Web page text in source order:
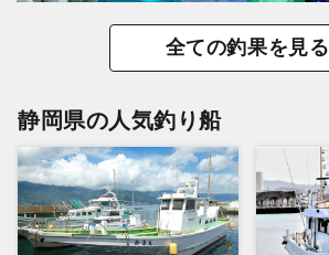
全ての釣果を見る
静岡県の人気釣り船